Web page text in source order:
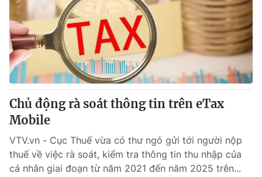
Chủ động rà soát thông tin trên eTax
Mobile
VTV.vn - Cục Thuế vừa có thư ngỏ gửi tới người nộp
thuế về việc rà soát, kiểm tra thông tin thu nhập của
cá nhân giai đoạn từ năm 2021 đến năm 2025 trên...